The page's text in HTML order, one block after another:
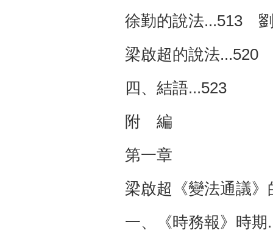
徐勤的說法...513
梁啟超的說法...520
四、結語...523
附 編
第一章
梁啟超《變法通議
一、《時務報》時期